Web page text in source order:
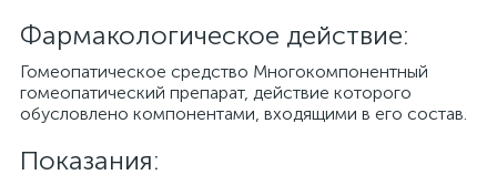
Фармакологическое действие:
Гомеопатическое средство Многокомпонентный
гомеопатический препарат, действие которого
обусловлено компонентами, входящими в его состав.
Показания: